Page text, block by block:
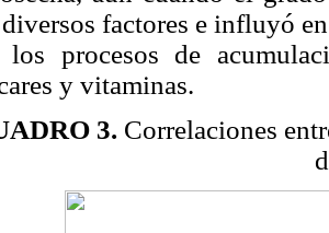
factores e influyó
los procesos de
y vitaminas.
3. Correlaciones